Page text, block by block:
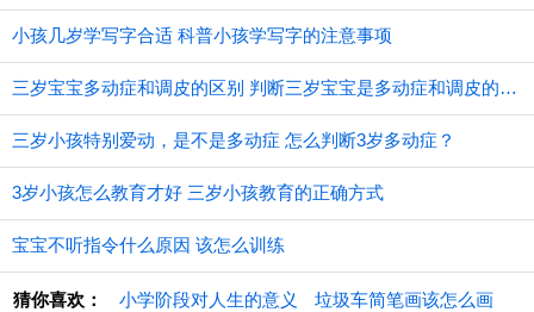
小孩几岁学写字合适 科普小孩学写字的注意事项
三岁宝宝多动症和调皮的区别 判断三岁宝宝是多动症和调皮的方法
三岁小孩特别爱动，是不是多动症 怎么判断3岁多动症？
3岁小孩怎么教育才好 三岁小孩教育的正确方式
宝宝不听指令什么原因 该怎么训练
猜你喜欢： 小学阶段对人生的意义 垃圾车简笔画该怎么画